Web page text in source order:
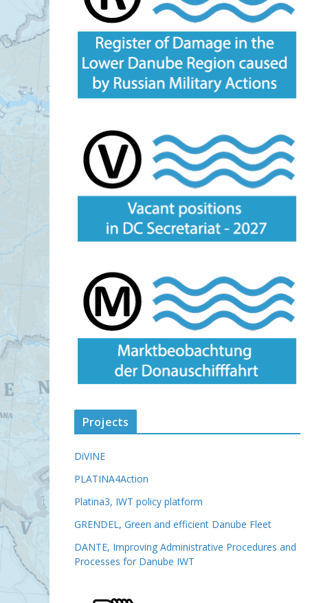
Projects
DiVINE
PLATINA4Action
Platina3, IWT policy platform
GRENDEL, Green and efficient Danube Fleet
DANTE, Improving Administrative Procedures and
Processes for Danube IWT